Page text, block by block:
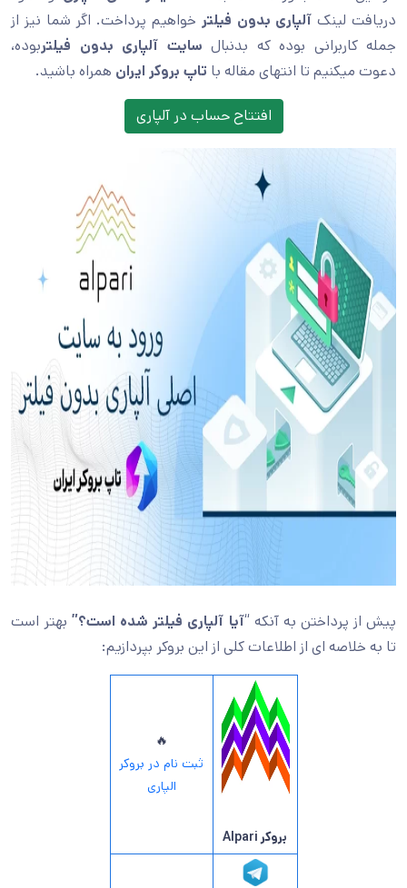
دریافت لینک آلپاری بدون فیلتر خواهیم پرداخت. اگر شما نیز از
جمله کاربرانی بوده که بدنبال سایت آلپاری بدون فیلتربوده،
دعوت میکنیم تا انتهای مقاله با تاپ بروکر ایران همراه باشید.
افتتاح حساب در آلپاری
پیش از پرداختن به آنکه “آیا آلپاری فیلتر شده است؟” بهتر است
تا به خلاصه ای از اطلاعات کلی از این بروکر بپردازیم:
بروکر Alpari
🔥
ثبت نام در بروکر
الپاری